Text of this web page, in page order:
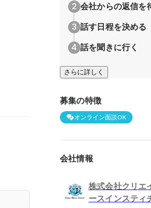
会社からの返信を
話す日程を決める
話を聞きに行く
さらに詳しく
募集の特徴
オンライン面談OK
会社情報
株式会社クリエ
ースインスティ